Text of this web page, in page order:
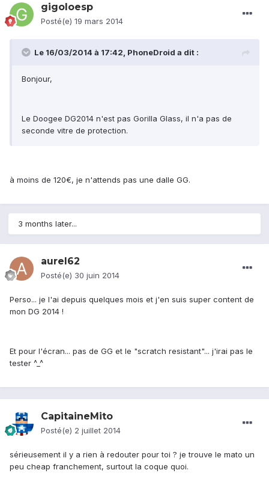
gigoloesp
Posté(e) 19 mars 2014
Le 16/03/2014 à 17:42, PhoneDroid a dit :
Bonjour,
Le Doogee DG2014 n'est pas Gorilla Glass, il n'a pas de
seconde vitre de protection.
à moins de 120€, je n'attends pas une dalle GG.
3 months later...
aurel62
Posté(e) 30 juin 2014
Perso... je l'ai depuis quelques mois et j'en suis super content de
mon DG 2014 !
Et pour l'écran... pas de GG et le "scratch resistant"... j'irai pas le
tester ^_^
CapitaineMito
Posté(e) 2 juillet 2014
sérieusement il y a rien à redouter pour toi ? je trouve le mato un
peu cheap franchement, surtout la coque quoi.